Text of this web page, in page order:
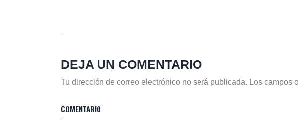
DEJA UN COMENTARIO
Tu dirección de correo electrónico no será publicada. Los campos
COMENTARIO